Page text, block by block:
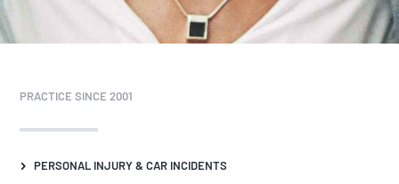
PRACTICE SINCE 2001
PERSONAL INJURY & CAR INCIDENTS